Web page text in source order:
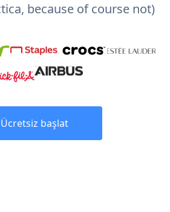
because of course not)
Ücretsiz başlat